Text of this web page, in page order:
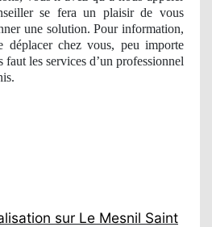
se fera un plaisir de vous
une solution. Pour information,
déplacer chez vous, peu importe
faut les services d’un professionnel
sur Le Mesnil Saint